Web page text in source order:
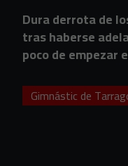
Dura derrota de
tras haberse
poco de empezar
Gimnástic de